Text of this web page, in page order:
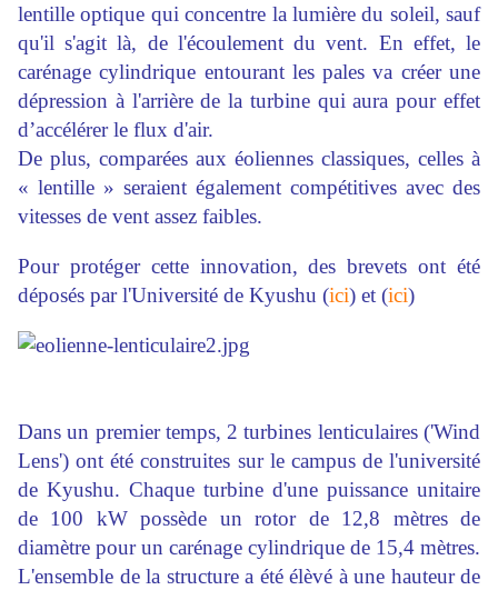
lentille optique qui concentre la lumière du soleil, sauf
qu'il s'agit là, de l'écoulement du vent. En effet, le
carénage cylindrique entourant les pales va créer une
dépression à l'arrière de la turbine qui aura pour effet
d’accélérer le flux d'air.
De plus, comparées aux éoliennes classiques, celles à
« lentille » seraient également compétitives avec des
vitesses de vent assez faibles.
Pour protéger cette innovation, des brevets ont été
déposés par l'Université de Kyushu (ici) et (ici)
Dans un premier temps, 2 turbines lenticulaires ('Wind
Lens') ont été construites sur le campus de l'université
de Kyushu. Chaque turbine d'une puissance unitaire
de 100 kW possède un rotor de 12,8 mètres de
diamètre pour un carénage cylindrique de 15,4 mètres.
L'ensemble de la structure a été élèvé à une hauteur de